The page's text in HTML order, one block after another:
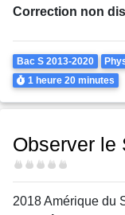
Correction non
Theme
Bac S 2013-2020
Durée
1 heure 20 minutes
Observer le
Difficulté
2018 Amérique du